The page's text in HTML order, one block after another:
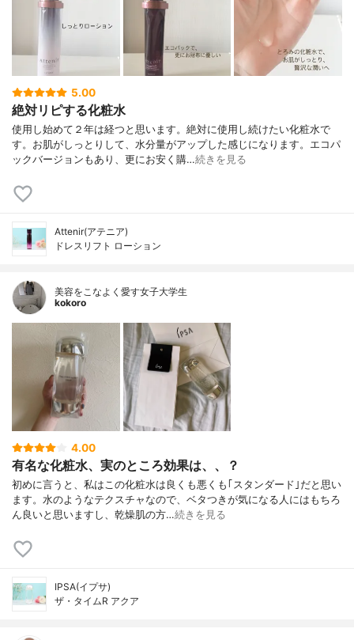
5.00
絶対リピする化粧水
使用し始めて２年は経つと思います。絶対に使用し続けたい化粧水で
す。お肌がしっとりして、水分量がアップした感じになります。エコパ
ックバージョンもあり、更にお安く購…続きを見る
Attenir(アテニア)
ドレスリフト ローション
美容をこなよく愛す女子大学生
kokoro
4.00
有名な化粧水、実のところ効果は、、？
初めに言うと、私はこの化粧水は良くも悪くも｢スタンダード｣だと思い
ます。水のようなテクスチャなので、ベタつきが気になる人にはもちろ
ん良いと思いますし、乾燥肌の方…続きを見る
IPSA(イプサ)
ザ・タイムR アクア